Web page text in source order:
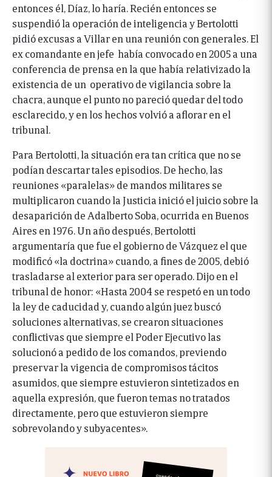
entonces él, Díaz, lo haría. Recién entonces se
suspendió la operación de inteligencia y Bertolotti
pidió excusas a Villar en una reunión con generales. El
ex comandante en jefe había convocado en 2005 a una
conferencia de prensa en la que había relativizado la
existencia de un operativo de vigilancia sobre la
chacra, aunque el punto no pareció quedar del todo
esclarecido, y en los hechos volvió a aflorar en el
tribunal.
Para Bertolotti, la situación era tan crítica que no se
podían descartar tales episodios. De hecho, las
reuniones «paralelas» de mandos militares se
multiplicaron cuando la Justicia inició el juicio sobre la
desaparición de Adalberto Soba, ocurrida en Buenos
Aires en 1976. Un año después, Bertolotti
argumentaría que fue el gobierno de Vázquez el que
modificó «la doctrina» cuando, a fines de 2005, debió
trasladarse al exterior para ser operado. Dijo en el
tribunal de honor: «Hasta 2004 se respetó en un todo
la ley de caducidad y, cuando algún juez buscó
soluciones alternativas, se crearon situaciones
conflictivas que siempre el Poder Ejecutivo las
solucionó a pedido de los comandos, previendo
preservar la vigencia de compromisos tácitos
asumidos, que siempre estuvieron sintetizados en
aquella expresión, que fueron temas no tratados
directamente, pero que estuvieron siempre
sobrevolando y subyacentes».